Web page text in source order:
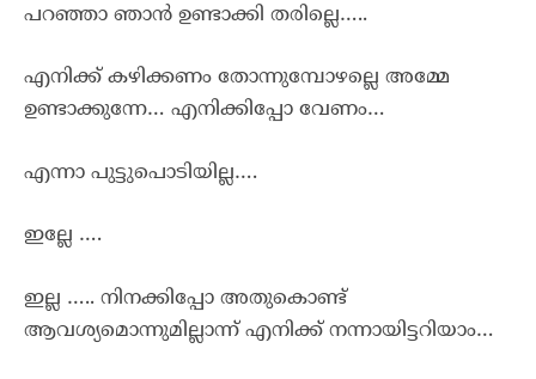
പറഞ്ഞാ ഞാൻ ഉണ്ടാക്കി തരില്ലെ…..
എനിക്ക് കഴിക്കണം തോന്നുമ്പോഴല്ലെ അമ്മേ
ഉണ്ടാക്കുന്നേ… എനിക്കിപ്പോ വേണം…
എന്നാ പുട്ടുപൊടിയില്ല….
ഇല്ലേ ….
ഇല്ല ….. നിനക്കിപ്പോ അതുകൊണ്ട്
ആവശ്യമൊന്നുമില്ലാന്ന് എനിക്ക് നന്നായിട്ടറിയാം…